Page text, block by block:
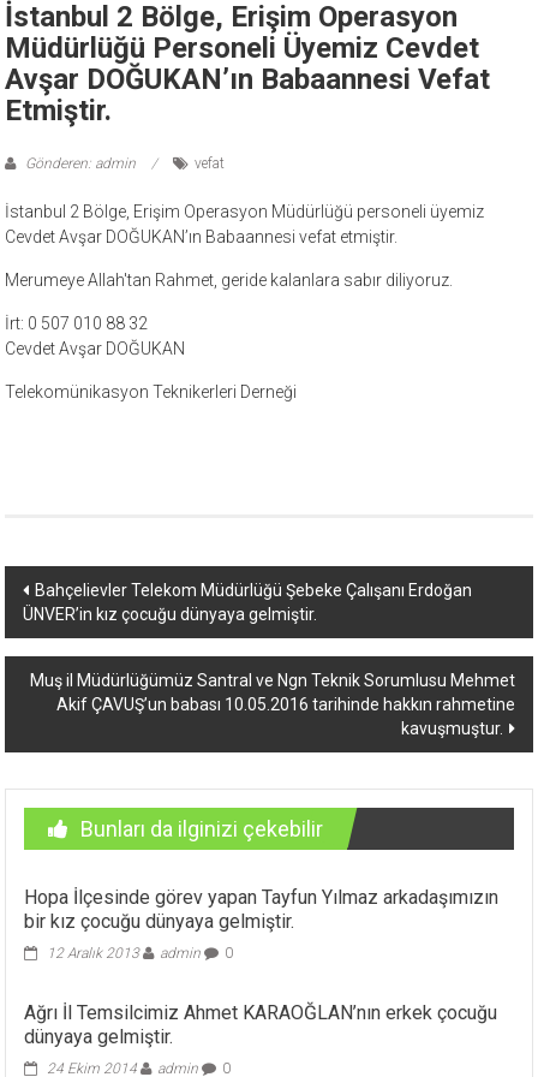
İstanbul 2 Bölge, Erişim Operasyon
Müdürlüğü Personeli Üyemiz Cevdet
Avşar DOĞUKAN’ın Babaannesi Vefat
Etmiştir.
Gönderen: admin vefat
İstanbul 2 Bölge, Erişim Operasyon Müdürlüğü personeli üyemiz
Cevdet Avşar DOĞUKAN’ın Babaannesi vefat etmiştir.
Merumeye Allah'tan Rahmet, geride kalanlara sabır diliyoruz.
İrt: 0 507 010 88 32
Cevdet Avşar DOĞUKAN
Telekomünikasyon Teknikerleri Derneği
Yazı
dolaşımı
Bahçelievler Telekom Müdürlüğü Şebeke Çalışanı Erdoğan
ÜNVER’in kız çocuğu dünyaya gelmiştir.
Muş il Müdürlüğümüz Santral ve Ngn Teknik Sorumlusu Mehmet
Akif ÇAVUŞ’un babası 10.05.2016 tarihinde hakkın rahmetine
kavuşmuştur.
Bunları da ilginizi çekebilir
Hopa İlçesinde görev yapan Tayfun Yılmaz arkadaşımızın
bir kız çocuğu dünyaya gelmiştir.
12 Aralık 2013 admin 0
Ağrı İl Temsilcimiz Ahmet KARAOĞLAN’nın erkek çocuğu
dünyaya gelmiştir.
24 Ekim 2014 admin 0